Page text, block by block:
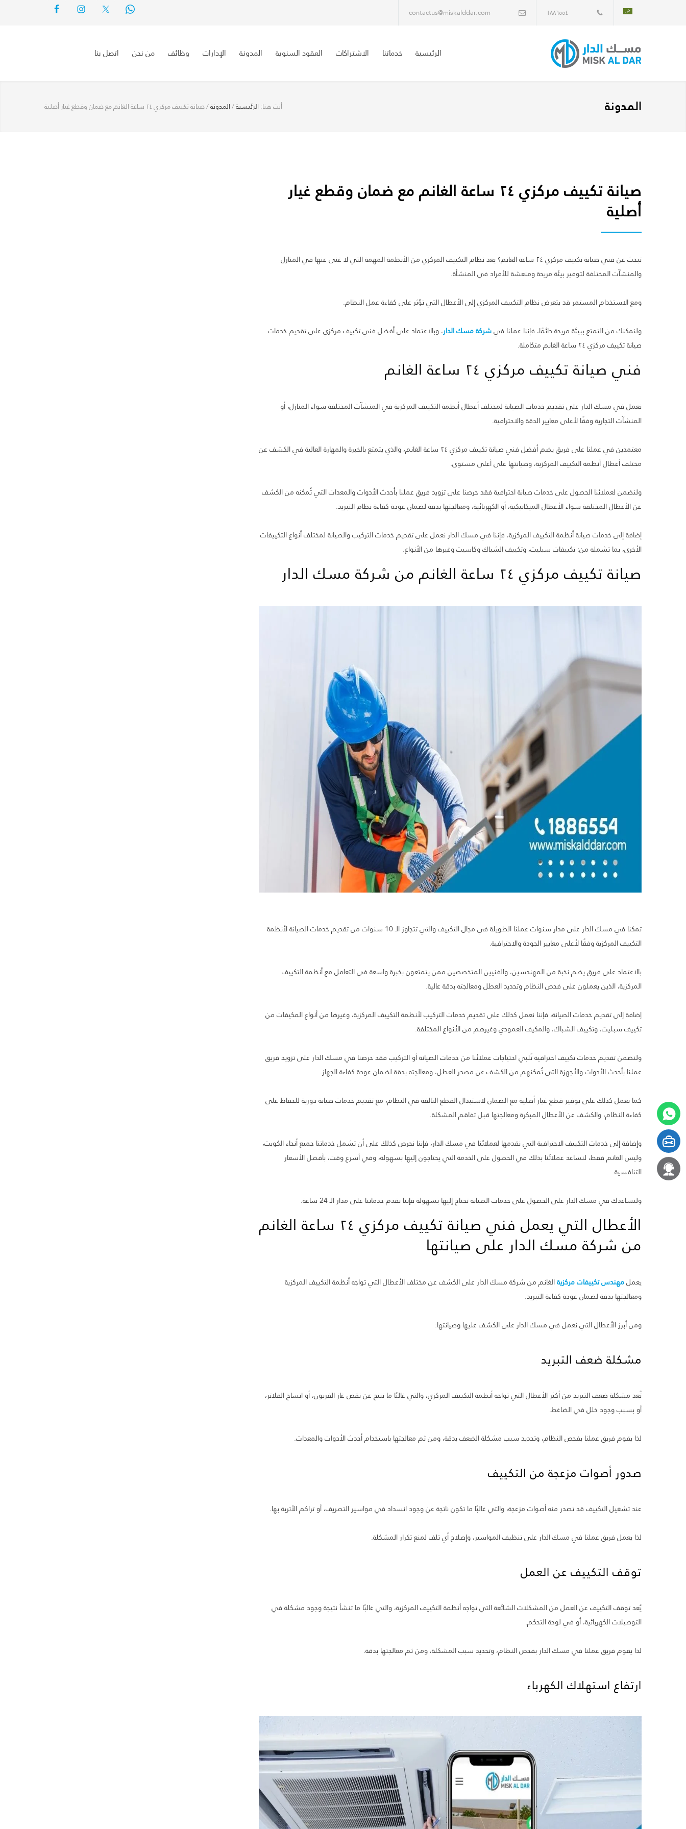
١٨٨٦٥٥٤ contactus@miskalddar.com
الرئيسية خدماتنا الاشتراكات العقود السنوية المدونة الإدارات وظائف من نحن اتصل بنا
المدونة أنت هنا: الرئيسية/المدونة/صيانة تكييف مركزي ٢٤ ساعة الغانم مع ضمان وقطع غيار أصلية
صيانة تكييف مركزي ٢٤ ساعة الغانم مع ضمان وقطع غيار
أصلية
تبحث عن فني صيانة تكييف مركزي ٢٤ ساعة الغانم؟ يعد نظام التكييف المركزي من الأنظمة المهمة التي لا غنى عنها في المنازل
والمنشآت المختلفة لتوفير بيئة مريحة ومنعشة للأفراد في المنشأة.
ومع الاستخدام المستمر قد يتعرض نظام التكييف المركزي إلى الأعطال التي تؤثر على كفاءة عمل النظام.
ولنمكنك من التمتع ببيئة مريحة دائمًا، فإننا عملنا فيشركة مسك الدار، وبالاعتماد على أفضل فني تكييف مركزي على تقديم خدمات
صيانة تكييف مركزي ٢٤ ساعة الغانم متكاملة.
فني صيانة تكييف مركزي ٢٤ ساعة الغانم
نعمل في مسك الدار على تقديم خدمات الصيانة لمختلف أعطال أنظمة التكييف المركزية في المنشآت المختلفة سواء المنازل، أو
المنشآت التجارية وفقًا لأعلى معايير الدقة والاحترافية.
معتمدين في عملنا على فريق يضم أفضل فني صيانة تكييف مركزي ٢٤ ساعة الغانم، والذي يتمتع بالخبرة والمهارة العالية في الكشف عن
مختلف أعطال أنظمة التكييف المركزية، وصيانتها على أعلى مستوى.
ولنضمن لعملائنا الحصول على خدمات صيانة احترافية فقد حرصنا على تزويد فريق عملنا بأحدث الأدوات والمعدات التي تُمكنه من الكشف
عن الأعطال المختلفة سواء الأعطال الميكانيكية، أو الكهربائية، ومعالجتها بدقة لضمان عودة كفاءة نظام التبريد.
إضافة إلى خدمات صيانة أنظمة التكييف المركزية، فإننا في مسك الدار نعمل على تقديم خدمات التركيب والصيانة لمختلف أنواع التكييفات
الأخرى، بما تشمله من: تكييفات سبليت، وتكييف الشباك وكاسيت وغيرها من الأنواع.
صيانة تكييف مركزي ٢٤ ساعة الغانم من شركة مسك الدار
تمكنا في مسك الدار على مدار سنوات عملنا الطويلة في مجال التكييف والتي تتجاوز الـ 10 سنوات من تقديم خدمات الصيانة لأنظمة
التكييف المركزية وفقًا لأعلى معايير الجودة والاحترافية.
بالاعتماد على فريق يضم نخبة من المهندسين، والفنيين المتخصصين ممن يتمتعون بخبرة واسعة في التعامل مع أنظمة التكييف
المركزية، الذين يعملون على فحص النظام وتحديد العطل ومعالجته بدقة عالية.
إضافة إلى تقديم خدمات الصيانة، فإننا نعمل كذلك على تقديم خدمات التركيب لأنظمة التكييف المركزية، وغيرها من أنواع المكيفات من
تكييف سبليت، وتكييف الشباك، والمكيف العمودي وغيرهم من الأنواع المختلفة.
ولنضمن تقديم خدمات تكييف احترافية تُلبي احتياجات عملائنا من خدمات الصيانة أو التركيب فقد حرصنا في مسك الدار على تزويد فريق
عملنا بأحدث الأدوات والأجهزة التي تُمكنهم من الكشف عن مصدر العطل، ومعالجته بدقة لضمان عودة كفاءة الجهاز.
كما نعمل كذلك على توفير قطع غيار أصلية مع الضمان لاستبدال القطع التالفة في النظام، مع تقديم خدمات صيانة دورية للحفاظ على
كفاءة النظام، والكشف عن الأعطال المبكرة ومعالجتها قبل تفاقم المشكلة.
وإضافة إلى خدمات التكييف الاحترافية التي نقدمها لعملائنا في مسك الدار، فإننا نحرص كذلك على أن تشمل خدماتنا جميع أنحاء الكويت،
وليس الغانم فقط، لنساعد عملائنا بذلك في الحصول على الخدمة التي يحتاجون إليها بسهولة، وفي أسرع وقت، بأفضل الأسعار
التنافسية.
ولنساعدك في مسك الدار على الحصول على خدمات الصيانة تحتاج إليها بسهولة فإننا نقدم خدماتنا على مدار الـ 24 ساعة.
الأعطال التي يعمل فني صيانة تكييف مركزي ٢٤ ساعة الغانم
من شركة مسك الدار على صيانتها
يعملمهندس تكييفات مركزيةالغانم من شركة مسك الدار على الكشف عن مختلف الأعطال التي تواجه أنظمة التكييف المركزية
ومعالجتها بدقة لضمان عودة كفاءة التبريد.
ومن أبرز الأعطال التي نعمل في مسك الدار على الكشف عليها وصيانتها:
مشكلة ضعف التبريد
تُعد مشكلة ضعف التبريد من أكثر الأعطال التي تواجه أنظمة التكييف المركزي، والتي غالبًا ما تنتج عن نقص غاز الفريون، أو اتساخ الفلاتر،
أو بسبب وجود خلل في الضاغط.
لذا يقوم فريق عملنا بفحص النظام، وتحديد سبب مشكلة الضعف بدقة، ومن ثم معالجتها باستخدام أحدث الأدوات والمعدات.
صدور أصوات مزعجة من التكييف
عند تشغيل التكييف قد تصدر منه أصوات مزعجة، والتي غالبًا ما تكون ناتجة عن وجود انسداد في مواسير التصريف، أو تراكم الأتربة بها.
لذا يعمل فريق عملنا في مسك الدار على تنظيف المواسير، وإصلاح أي تلف لمنع تكرار المشكلة.
توقف التكييف عن العمل
يُعد توقف التكييف عن العمل من المشكلات الشائعة التي تواجه أنظمة التكييف المركزية، والتي غالبًا ما تنشأ نتيجة وجود مشكلة في
التوصيلات الكهربائية، أو في لوحة التحكم.
لذا يقوم فريق عملنا في مسك الدار بفحص النظام، وتحديد سبب المشكلة، ومن ثم معالجتها بدقة.
ارتفاع استهلاك الكهرباء